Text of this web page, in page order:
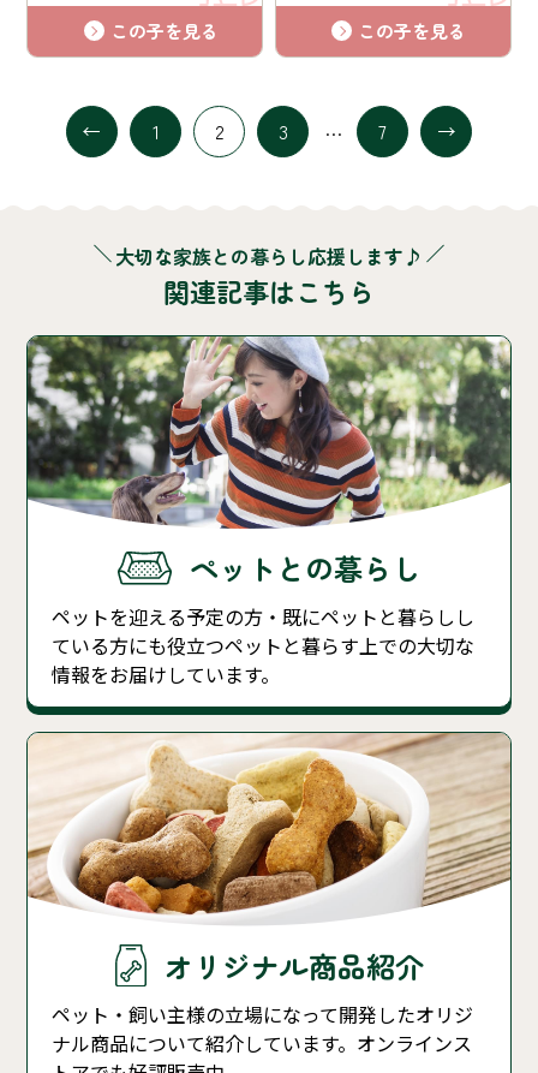
この子を見る この子を見る
1 2 3 … 7
大切な家族との暮らし応援します♪
関連記事はこちら
ペットとの暮らし
ペットを迎える予定の方・既にペットと暮らしし
ている方にも役立つペットと暮らす上での大切な
情報をお届けしています。
オリジナル商品紹介
ペット・飼い主様の立場になって開発したオリジ
ナル商品について紹介しています。オンラインス